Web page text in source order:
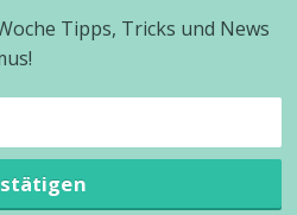
Tipps, Tricks und News